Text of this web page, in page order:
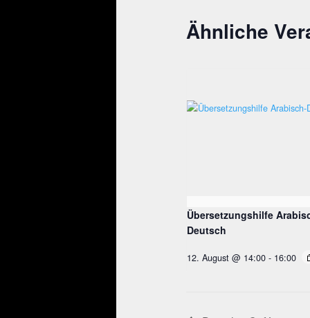
Ähnliche
Übersetzungshilfe
Deutsch
12. August @ 14:00 - 16:00